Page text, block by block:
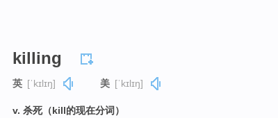
killing
英 [ˈkɪlɪŋ] 美 [ˈkɪlɪŋ]
v. 杀死（kill的现在分词）